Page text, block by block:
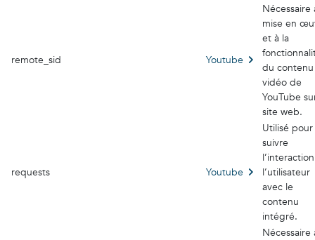
remote_sid Youtube
Nécessaire
mise en
et à la
du contenu
vidéo de
YouTube
site web.
requests Youtube
Utilisé pour
suivre
l’utilisateur
avec le
contenu
intégré.
Nécessaire